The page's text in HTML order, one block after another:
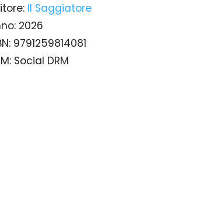
Il Saggiatore
2026
9791259814081
Social DRM